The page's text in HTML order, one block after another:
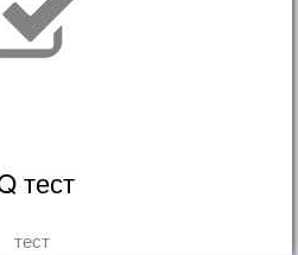
тест
тест